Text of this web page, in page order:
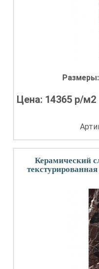
Размеры:
Цена: 14365 р/м2
Керамический